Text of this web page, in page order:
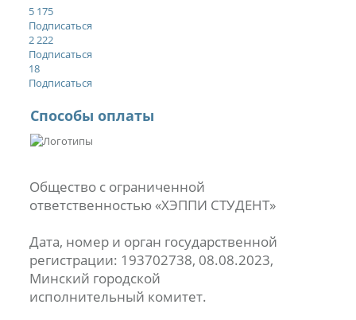
5 175
Подписаться
2 222
Подписаться
18
Подписаться
Способы оплаты
Общество с ограниченной
ответственностью «ХЭППИ СТУДЕНТ»
Дата, номер и орган государственной
регистрации: 193702738, 08.08.2023,
Минский городской
исполнительный комитет.